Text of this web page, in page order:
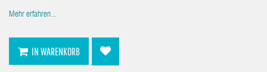
Mehr erfahren...
IN WARENKORB